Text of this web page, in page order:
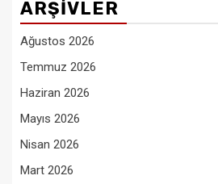
ARŞIVLER
Ağustos 2026
Temmuz 2026
Haziran 2026
Mayıs 2026
Nisan 2026
Mart 2026